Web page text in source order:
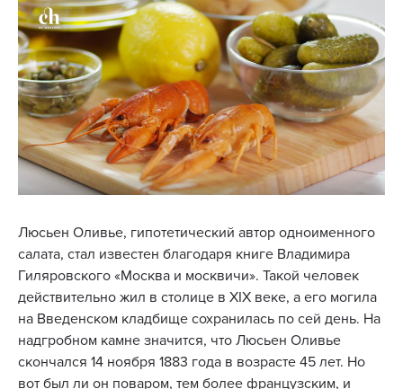
Люсьен Оливье, гипотетический автор одноименного
салата, стал известен благодаря книге Владимира
Гиляровского «Москва и москвичи». Такой человек
действительно жил в столице в XIX веке, а его могила
на Введенском кладбище сохранилась по сей день. На
надгробном камне значится, что Люсьен Оливье
скончался 14 ноября 1883 года в возрасте 45 лет. Но
вот был ли он поваром, тем более французским, и